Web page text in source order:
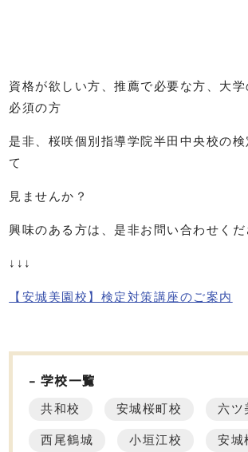
資格が欲しい方、推薦で必要な方、大
必須の方
是非、桜咲個別指導学院半田中央校の
て
見ませんか？
興味のある方は、是非お問い合わせくだ
↓↓↓
【安城美園校】検定対策講座のご案内
学校一覧
共和校 安城桜町校 六ツ
西尾鶴城 小垣江校 安城